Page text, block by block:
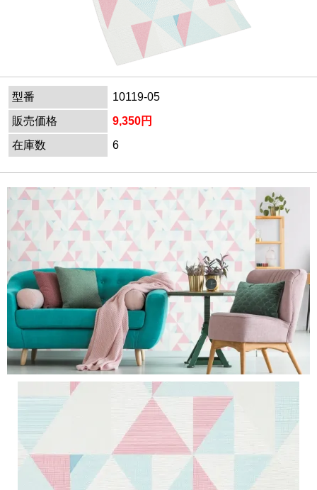
型番
10119-05
販売価格
9,350円
在庫数
6